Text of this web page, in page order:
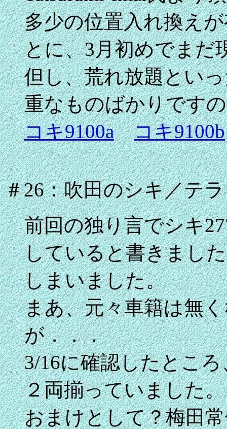
多少の位置入れ換え
とに、3月初めでまだ
但し、荒れ放題とい
重なものばかりです
コキ9100a
コキ9100b
＃26：吹田のシキ／テラ
前回の独り言でシキ
していると書きまし
しまいました。
まあ、元々車籍は無
が．．．
3/16に確認したとこ
２両揃っていました。
おまけとして？梅田